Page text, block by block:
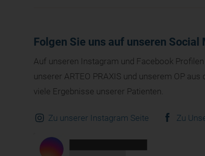
Folgen Sie uns auf unseren Social
Auf unseren Instagram und Facebook
unserer ARTEO PRAXIS und unserem OP
viele Ergebnisse unserer Patienten.
Zu unserer Instagram Seite Zu